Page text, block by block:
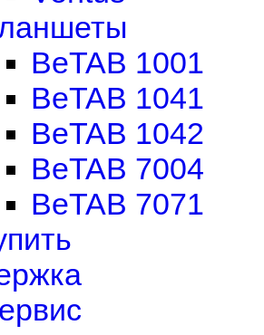
BeTAB 1001
BeTAB 1041
BeTAB 1042
BeTAB 7004
BeTAB 7071